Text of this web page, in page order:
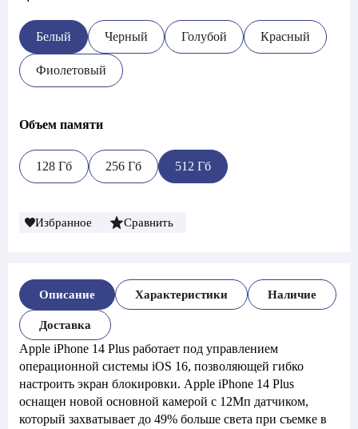
Белый Черный Голубой Красный
Фиолетовый
Объем памяти
128 Гб 256 Гб 512 Гб
Избранное Сравнить
Описание Характеристики Наличие
Доставка
Apple iPhone 14 Plus работает под управлением
операционной системы iOS 16, позволяющей гибко
настроить экран блокировки. Apple iPhone 14 Plus
оснащен новой основной камерой с 12Мп датчиком,
который захватывает до 49% больше света при съемке в